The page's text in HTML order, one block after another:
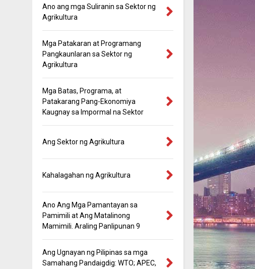
Ano ang mga Suliranin sa Sektor ng
Agrikultura
Mga Patakaran at Programang
Pangkaunlaran sa Sektor ng
Agrikultura
Mga Batas, Programa, at
Patakarang Pang-Ekonomiya
Kaugnay sa Impormal na Sektor
Ang Sektor ng Agrikultura
Kahalagahan ng Agrikultura
Ano Ang Mga Pamantayan sa
Pamimili at Ang Matalinong
Mamimili. Araling Panlipunan 9
Ang Ugnayan ng Pilipinas sa mga
Samahang Pandaigdig: WTO; APEC,